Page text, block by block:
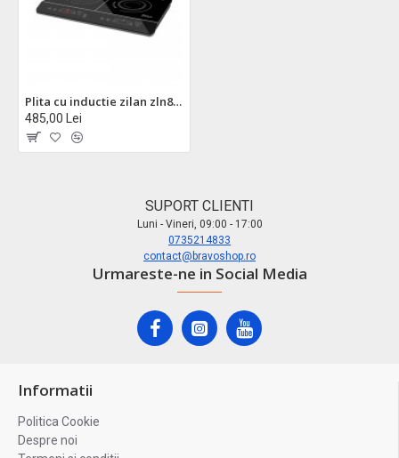
Plita cu inductie zilan zln8088 - 2 ochiuri, 3500w, geam cristal negru, design modern
485,00 Lei
SUPORT CLIENTI
Luni - Vineri, 09:00 - 17:00
0735214833
contact@bravoshop.ro
Urmareste-ne in Social Media
Informatii
Politica Cookie
Despre noi